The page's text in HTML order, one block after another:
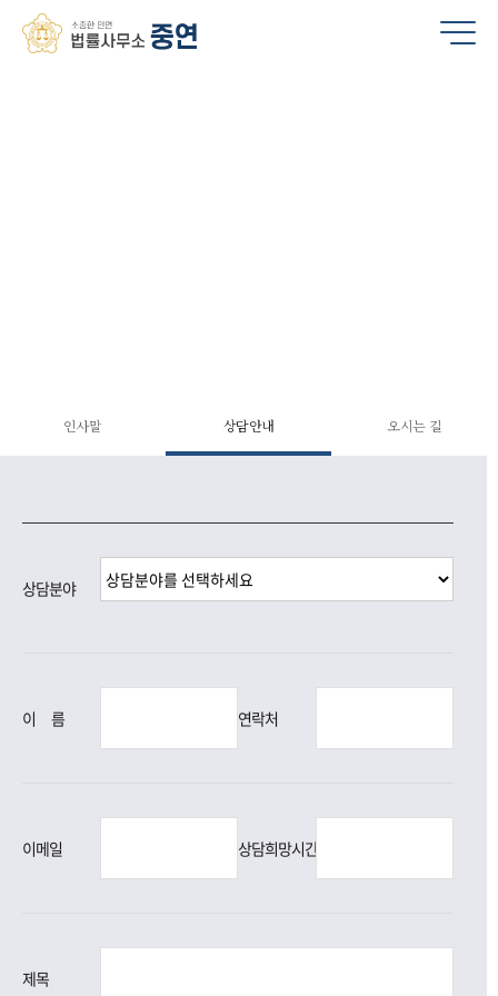
인사말 상담안내 오시는 길
상담분야
이 름 연락처
이메일 상담희망시간
제목